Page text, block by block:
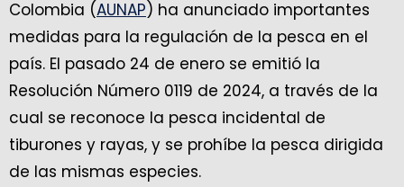
Colombia (AUNAP) ha anunciado importantes
medidas para la regulación de la pesca en el
país. El pasado 24 de enero se emitió la
Resolución Número 0119 de 2024, a través de la
cual se reconoce la pesca incidental de
tiburones y rayas, y se prohíbe la pesca dirigida
de las mismas especies.